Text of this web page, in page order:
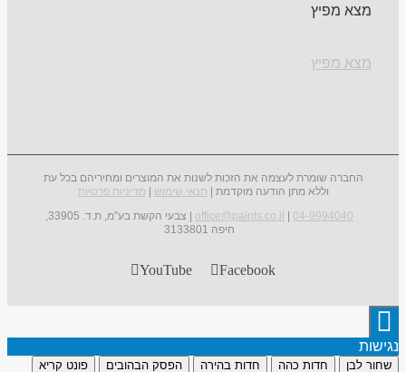
מצא מפיץ
מצא מפיץ
החברה שומרת לעצמה את הזכות לשנות את המוצרים ומחיריהם בכל עת
וללא מתן הודעה מוקדמת | תנאי שימוש
מדיניות פרטיות
04-9994040
office@paints.co.il
| צבעי הקשת בע"מ, ת.ד. 33905,
חיפה 3133801
Facebook
YouTube
נגישות
שחור לבן חדות כהה חדות בהירה הפסק הבהובים פונט קריא